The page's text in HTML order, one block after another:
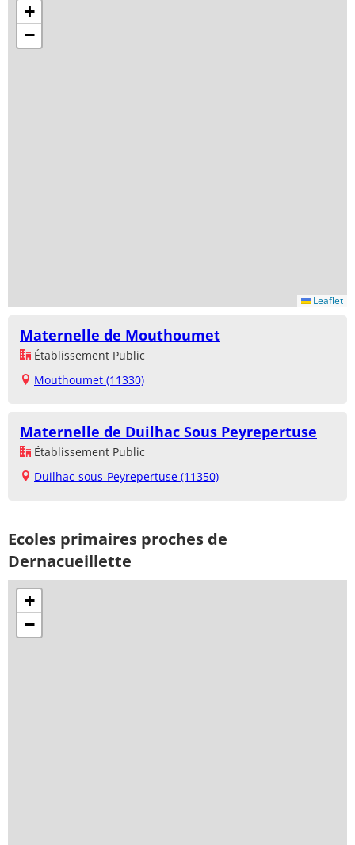
+
−
Leaflet
Maternelle de Mouthoumet
Établissement Public
Mouthoumet (11330)
Maternelle de Duilhac Sous Peyrepertuse
Établissement Public
Duilhac-sous-Peyrepertuse (11350)
Ecoles primaires proches de
Dernacueillette
+
−